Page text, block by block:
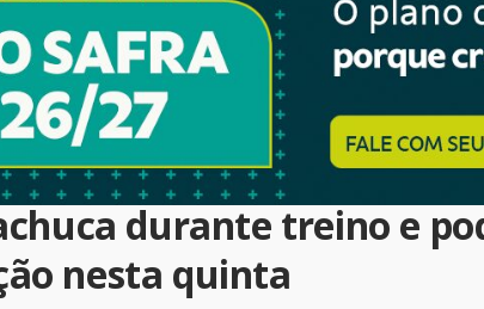
durante treino e
nesta quinta